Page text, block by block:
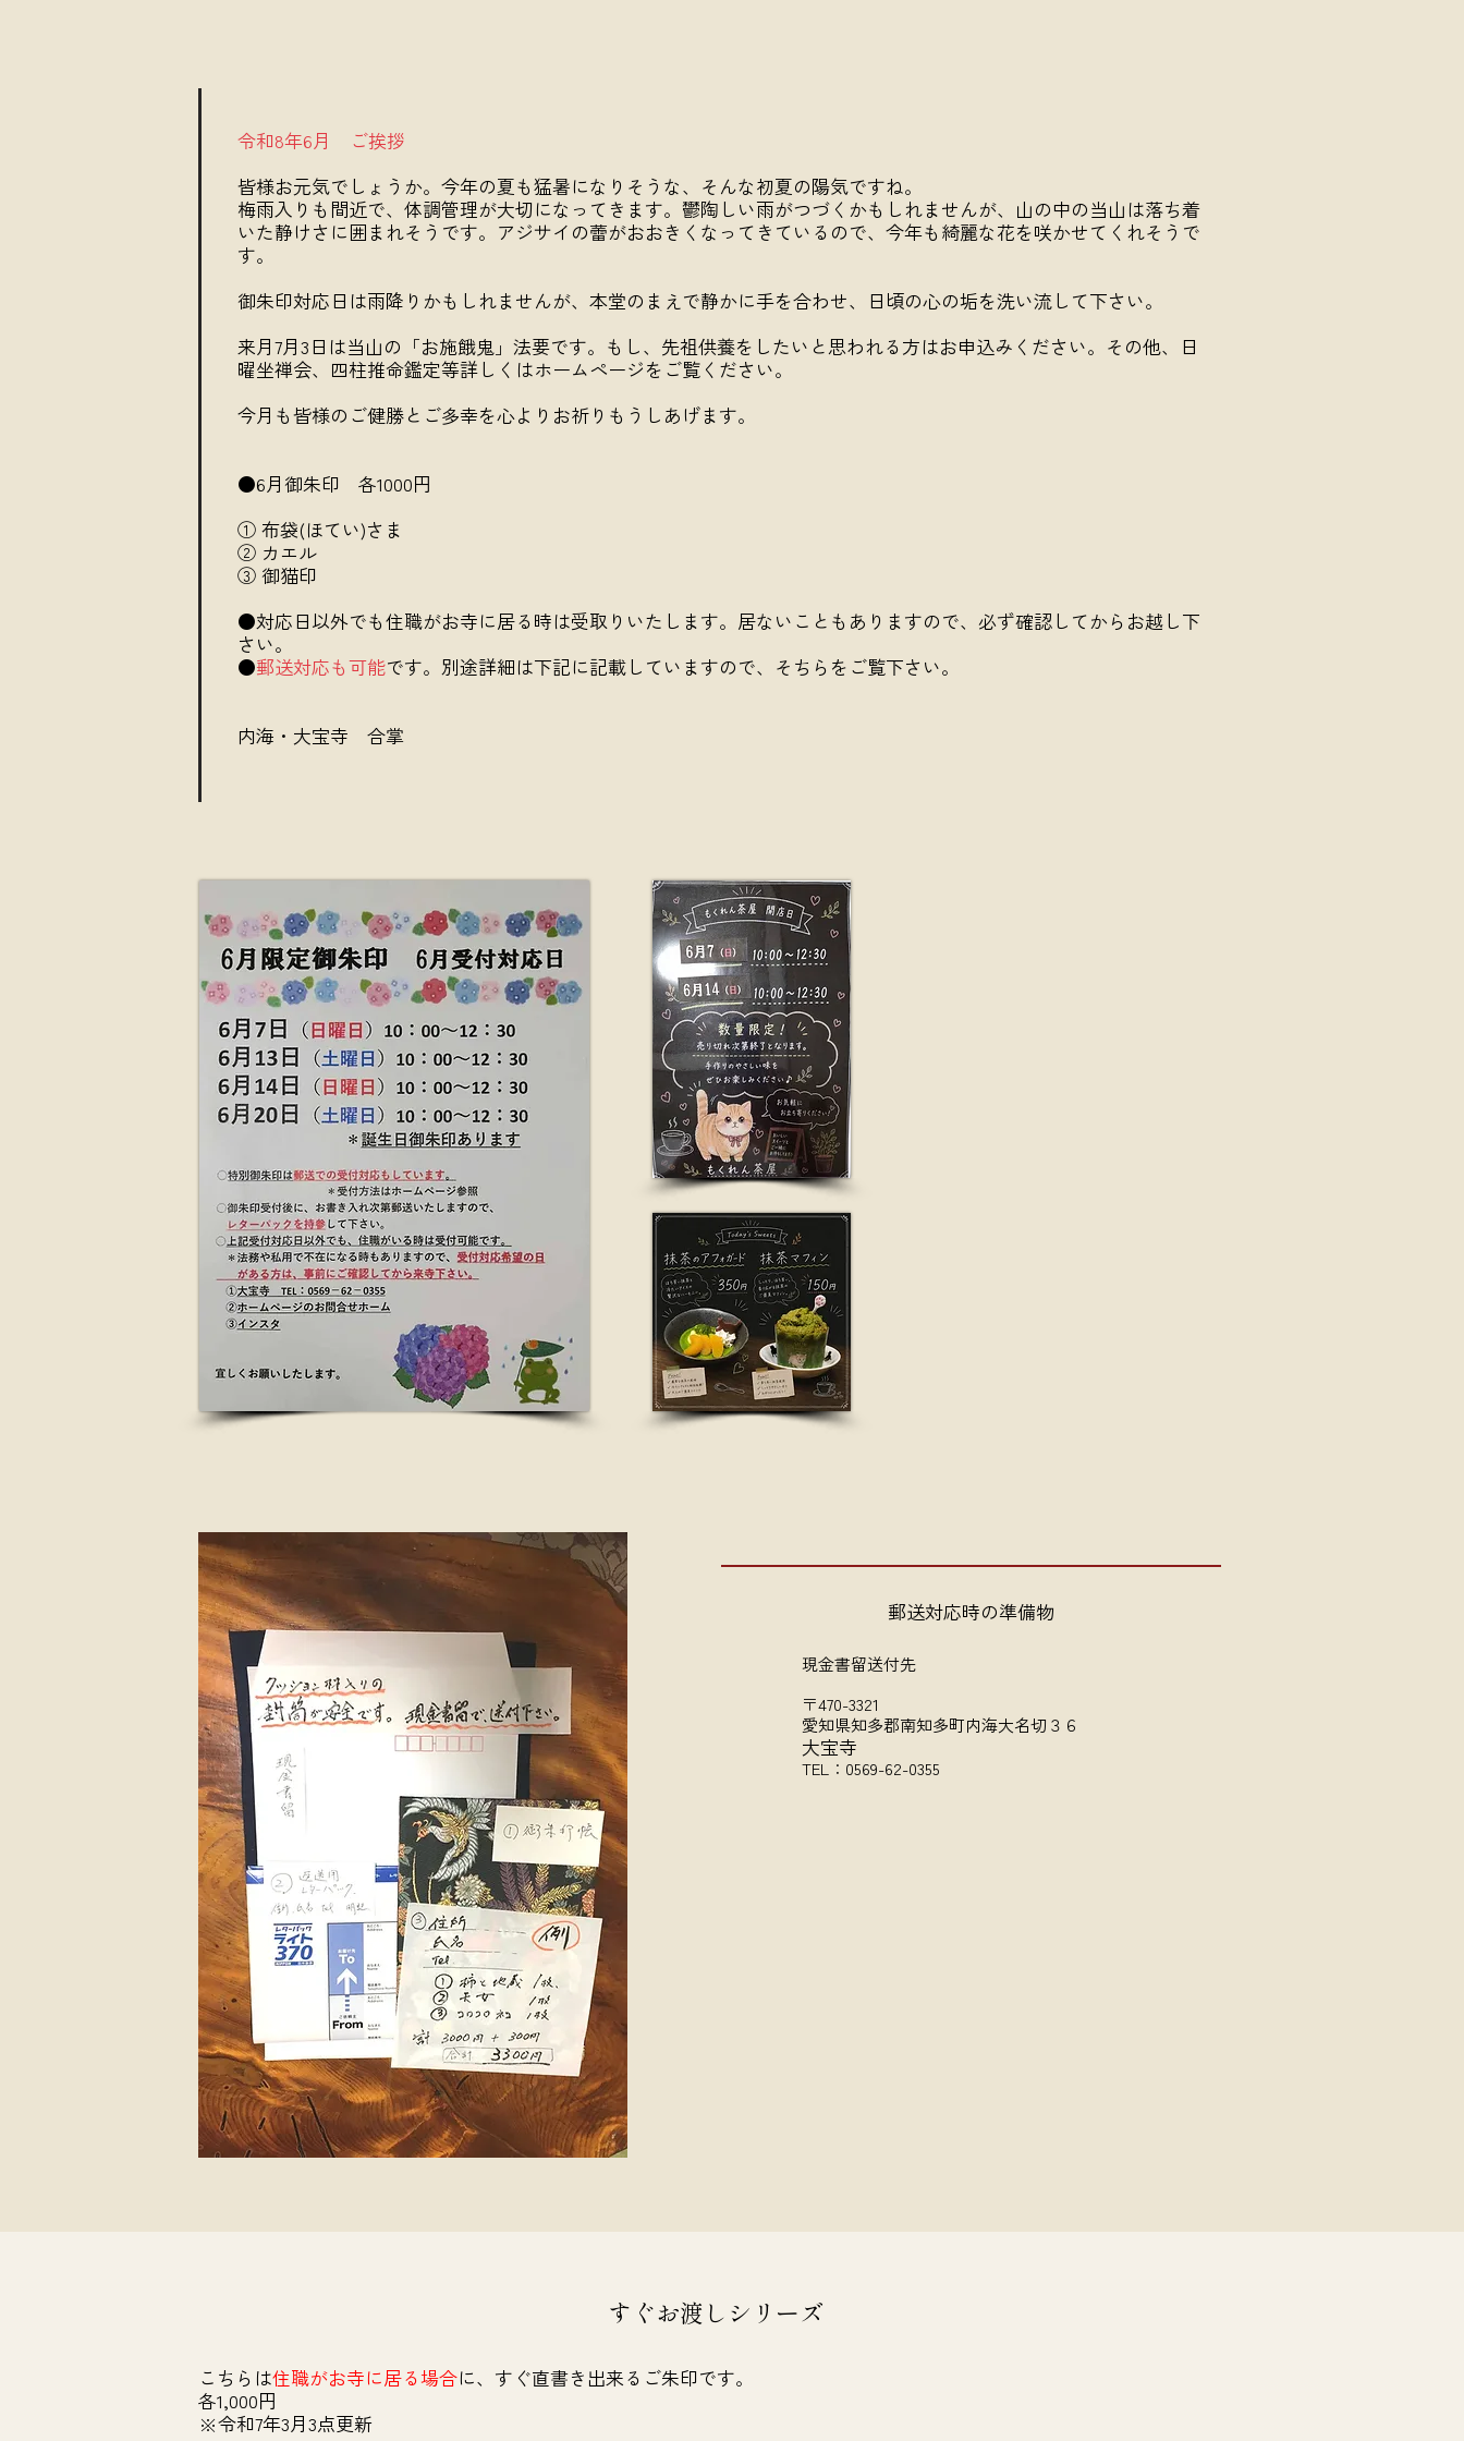
令和8年6月 ご挨拶
皆様お元気でしょうか。今年の夏も猛暑になりそうな、そんな初夏の陽気ですね。
梅雨入りも間近で、体調管理が大切になってきます。鬱陶しい雨がつづくかもしれませんが、山の中の当山は落ち着
いた静けさに囲まれそうです。アジサイの蕾がおおきくなってきているので、今年も綺麗な花を咲かせてくれそうで
す。
御朱印対応日は雨降りかもしれませんが、本堂のまえで静かに手を合わせ、日頃の心の垢を洗い流して下さい。
来月7月3日は当山の「お施餓鬼」法要です。もし、先祖供養をしたいと思われる方はお申込みください。その他、日
曜坐禅会、四柱推命鑑定等詳しくはホームページをご覧ください。
今月も皆様のご健勝とご多幸を心よりお祈りもうしあげます。
●6月御朱印 各1000円
① 布袋(ほてい)さま
② カエル
③ 御猫印
●対応日以外でも住職がお寺に居る時は受取りいたします。居ないこともありますので、必ず確認してからお越し下
さい。
●郵送対応も可能です。別途詳細は下記に記載していますので、そちらをご覧下さい。
内海・大宝寺 合掌
郵送対応時の準備物
現金書留送付先
〒470-3321
愛知県知多郡南知多町内海大名切３６
大宝寺
TEL：0569-62-0355
すぐお渡しシリーズ
こちらは住職がお寺に居る場合に、すぐ直書き出来るご朱印です。
各1,000円
※令和7年3月3点更新